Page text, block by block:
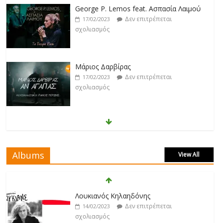
George P. Lemos feat. Ασπασία Λαιμού
17/02/2023
Δεν επιτρέπεται
σχολιασμός
Μάριος Δαρβίρας
17/02/2023
Δεν επιτρέπεται
σχολιασμός
Άρτεμις Ρέντζιου
19/02/2023
Δεν επιτρέπεται
σχολιασμός
Albums View All
Λουκιανός Κηλαηδόνης
14/02/2023
Δεν επιτρέπεται
σχολιασμός